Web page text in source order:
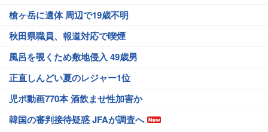
槍ヶ岳に遺体 周辺で19歳不明
秋田県職員、報道対応で喫煙
風呂を覗くため敷地侵入 49歳男
正直しんどい夏のレジャー1位
児ポ動画770本 酒飲ませ性加害か
韓国の審判接待疑惑 JFAが調査へ